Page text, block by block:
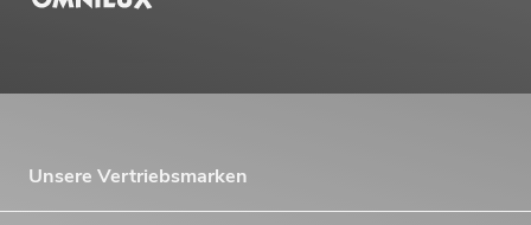
Unsere Vertriebsmarken